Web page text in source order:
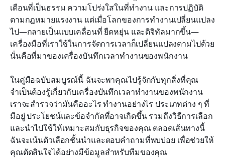
เดือนที่เป็นธรรม ความโปร่งใสในที่ทำงาน และการปฏิบัติ
ตามกฎหมายแรงงาน แต่เมื่อโลกของการทำงานเปลี่ยนแปลง
ไป—กลายเป็นแบบเคลื่อนที่ ยืดหยุ่น และดิจิทัลมากขึ้น—
เครื่องมือที่เราใช้ในการจัดการเวลาก็เปลี่ยนแปลงตามไปด้วย
นั่นคือที่มาของเครื่องบันทึกเวลาทำงานของพนักงาน
ในคู่มือฉบับสมบูรณ์นี้ ฉันจะพาคุณไปรู้จักกับทุกสิ่งที่คุณ
จำเป็นต้องรู้เกี่ยวกับเครื่องบันทึกเวลาทำงานของพนักงาน
เราจะสำรวจว่ามันคืออะไร ทำงานอย่างไร ประเภทต่าง ๆ ที่
มีอยู่ ประโยชน์และข้อจำกัดที่อาจเกิดขึ้น รวมถึงวิธีการเลือก
และนำไปใช้ให้เหมาะสมกับธุรกิจของคุณ ตลอดเส้นทางนี้
ฉันจะเน้นตัวเลือกชั้นนำและตอบคำถามที่พบบ่อย เพื่อช่วยให้
คุณตัดสินใจได้อย่างมีข้อมูลสำหรับทีมของคุณ
คำถามที่พบบ่อย
บทสรุป
การอ่านที่เกี่ยวข้อง